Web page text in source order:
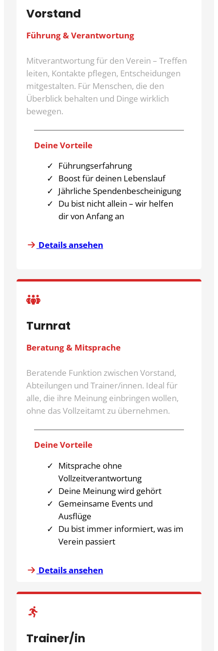
Vorstand
Führung & Verantwortung
Mitverantwortung für den Verein – Treffen
leiten, Kontakte pflegen, Entscheidungen
mitgestalten. Für Menschen, die den
Überblick behalten und Dinge wirklich
bewegen.
Deine Vorteile
Führungserfahrung
Boost für deinen Lebenslauf
Jährliche Spendenbescheinigung
Du bist nicht allein – wir helfen
dir von Anfang an
Details ansehen
Turnrat
Beratung & Mitsprache
Beratende Funktion zwischen Vorstand,
Abteilungen und Trainer/innen. Ideal für
alle, die ihre Meinung einbringen wollen,
ohne das Vollzeitamt zu übernehmen.
Deine Vorteile
Mitsprache ohne
Vollzeitverantwortung
Deine Meinung wird gehört
Gemeinsame Events und
Ausflüge
Du bist immer informiert, was im
Verein passiert
Details ansehen
Trainer/in